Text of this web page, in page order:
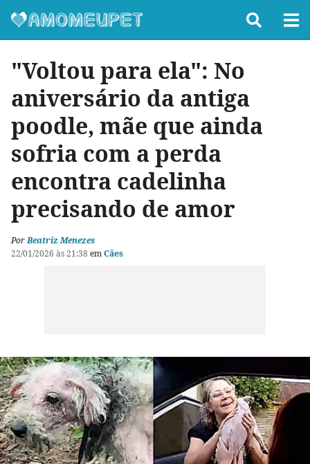
"Voltou para ela": No
aniversário da antiga
poodle, mãe que ainda
sofria com a perda
encontra cadelinha
precisando de amor
PorBeatriz Menezes
22/01/2026 às 21:38 emCães